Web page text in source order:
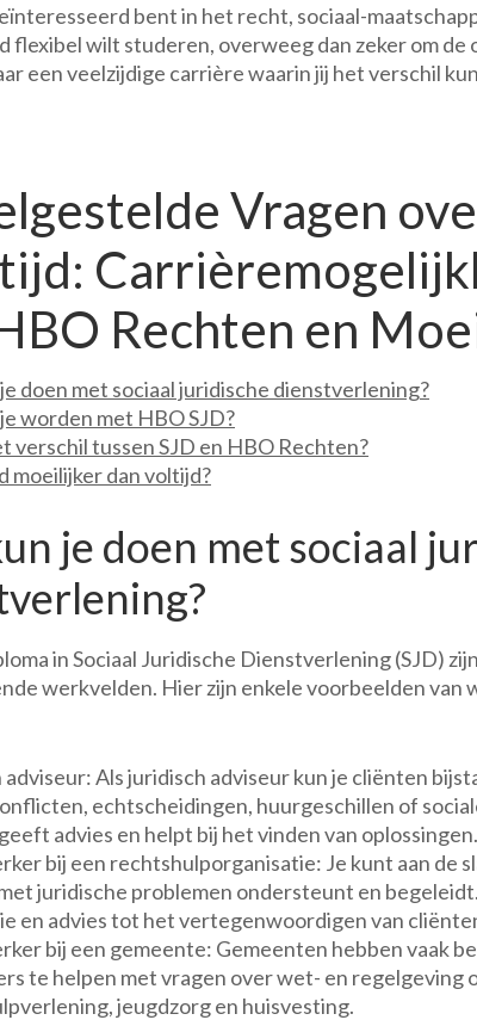
bent in het recht, sociaal-
flexibel wilt studeren, overweeg dan zeker om de
een veelzijdige carrière waarin jij het verschil
Vragen
Rechten en
doen met sociaal juridische dienstverlening?
worden met HBO SJD?
verschil tussen SJD en HBO Rechten?
moeilijker dan voltijd?
je doen met sociaal
in Sociaal Juridische Dienstverlening (SJD)
werkvelden. Hier zijn enkele voorbeelden van
adviseur: Als juridisch adviseur kun je cliënten
echtscheidingen, huurgeschillen of
advies en helpt bij het vinden van oplossingen.
bij een rechtshulporganisatie: Je kunt aan de
juridische problemen ondersteunt en
en advies tot het vertegenwoordigen van
bij een gemeente: Gemeenten hebben vaak
te helpen met vragen over wet- en regelgeving
jeugdzorg en huisvesting.